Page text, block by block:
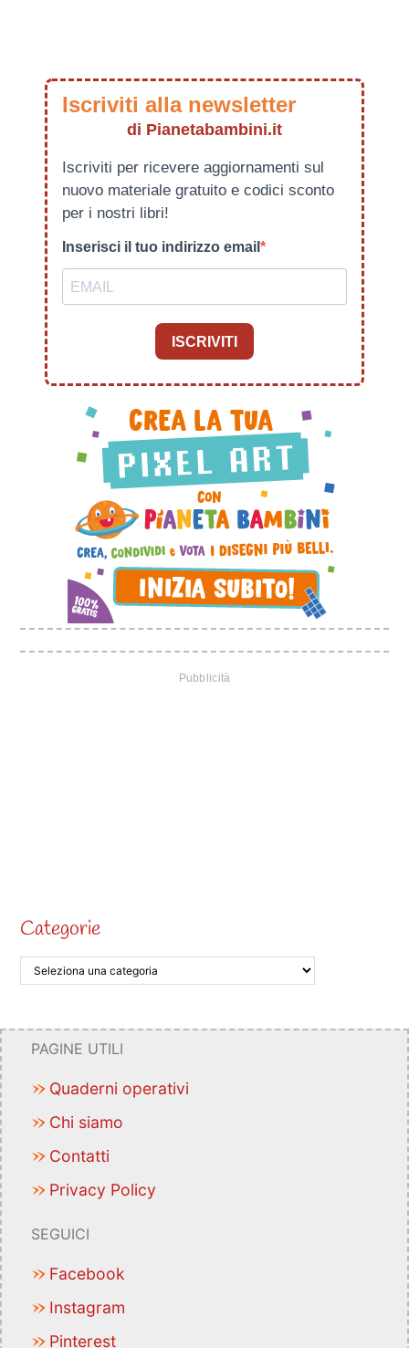
Iscriviti alla newsletter
di Pianetabambini.it
Iscriviti per ricevere aggiornamenti sul
nuovo materiale gratuito e codici sconto
per i nostri libri!
Inserisci il tuo indirizzo email
ISCRIVITI
Categorie
PAGINE UTILI
Quaderni operativi
Chi siamo
Contatti
Privacy Policy
SEGUICI
Facebook
Instagram
Pinterest